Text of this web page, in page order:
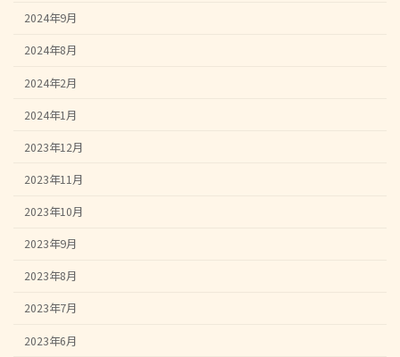
2024年9月
2024年8月
2024年2月
2024年1月
2023年12月
2023年11月
2023年10月
2023年9月
2023年8月
2023年7月
2023年6月